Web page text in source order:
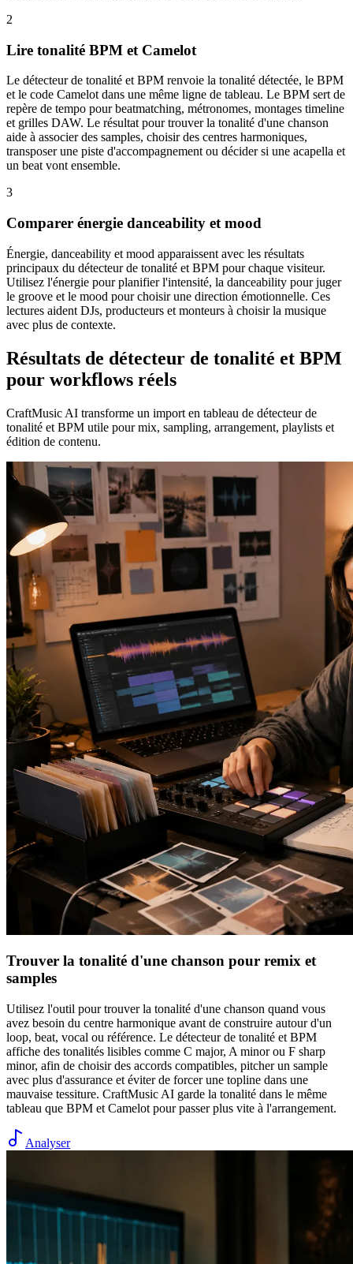
2
Lire tonalité BPM et Camelot
Le détecteur de tonalité et BPM renvoie la tonalité détectée, le BPM
et le code Camelot dans une même ligne de tableau. Le BPM sert de
repère de tempo pour beatmatching, métronomes, montages timeline
et grilles DAW. Le résultat pour trouver la tonalité d'une chanson
aide à associer des samples, choisir des centres harmoniques,
transposer une piste d'accompagnement ou décider si une acapella et
un beat vont ensemble.
3
Comparer énergie danceability et mood
Énergie, danceability et mood apparaissent avec les résultats
principaux du détecteur de tonalité et BPM pour chaque visiteur.
Utilisez l'énergie pour planifier l'intensité, la danceability pour juger
le groove et le mood pour choisir une direction émotionnelle. Ces
lectures aident DJs, producteurs et monteurs à choisir la musique
avec plus de contexte.
Résultats de détecteur de tonalité et BPM
pour workflows réels
CraftMusic AI transforme un import en tableau de détecteur de
tonalité et BPM utile pour mix, sampling, arrangement, playlists et
édition de contenu.
Trouver la tonalité d'une chanson pour remix et
samples
Utilisez l'outil pour trouver la tonalité d'une chanson quand vous
avez besoin du centre harmonique avant de construire autour d'un
loop, beat, vocal ou référence. Le détecteur de tonalité et BPM
affiche des tonalités lisibles comme C major, A minor ou F sharp
minor, afin de choisir des accords compatibles, pitcher un sample
avec plus d'assurance et éviter de forcer une topline dans une
mauvaise tessiture. CraftMusic AI garde la tonalité dans le même
tableau que BPM et Camelot pour passer plus vite à l'arrangement.
Analyser